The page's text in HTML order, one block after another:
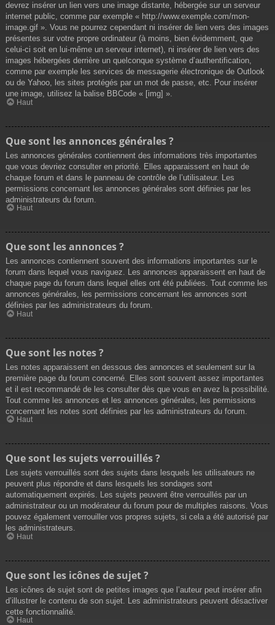
devrez insérer un lien vers une image distante, hébergée sur un serveur
internet public, comme par exemple « http://www.exemple.com/mon-
image.gif ». Vous ne pourrez cependant ni insérer de lien vers des images
présentes sur votre propre ordinateur (à moins, bien évidemment, que
celui-ci soit en lui-même un serveur internet), ni insérer de lien vers des
images hébergées derrière un quelconque système d’authentification,
comme par exemple les services de messagerie électronique de Outlook
ou de Yahoo, les sites protégés par un mot de passe, etc. Pour insérer
une image, utilisez la balise BBCode « [img] ».
Haut
Que sont les annonces générales ?
Les annonces générales contiennent des informations très importantes
que vous devriez consulter en priorité. Elles apparaissent en haut de
chaque forum et dans le panneau de contrôle de l’utilisateur. Les
permissions concernant les annonces générales sont définies par les
administrateurs du forum.
Haut
Que sont les annonces ?
Les annonces contiennent souvent des informations importantes sur le
forum dans lequel vous naviguez. Les annonces apparaissent en haut de
chaque page du forum dans lequel elles ont été publiées. Tout comme les
annonces générales, les permissions concernant les annonces sont
définies par les administrateurs du forum.
Haut
Que sont les notes ?
Les notes apparaissent en dessous des annonces et seulement sur la
première page du forum concerné. Elles sont souvent assez importantes
et il est recommandé de les consulter dès que vous en avez la possibilité.
Tout comme les annonces et les annonces générales, les permissions
concernant les notes sont définies par les administrateurs du forum.
Haut
Que sont les sujets verrouillés ?
Les sujets verrouillés sont des sujets dans lesquels les utilisateurs ne
peuvent plus répondre et dans lesquels les sondages sont
automatiquement expirés. Les sujets peuvent être verrouillés par un
administrateur ou un modérateur du forum pour de multiples raisons. Vous
pouvez également verrouiller vos propres sujets, si cela a été autorisé par
les administrateurs.
Haut
Que sont les icônes de sujet ?
Les icônes de sujet sont de petites images que l’auteur peut insérer afin
d’illustrer le contenu de son sujet. Les administrateurs peuvent désactiver
cette fonctionnalité.
Haut